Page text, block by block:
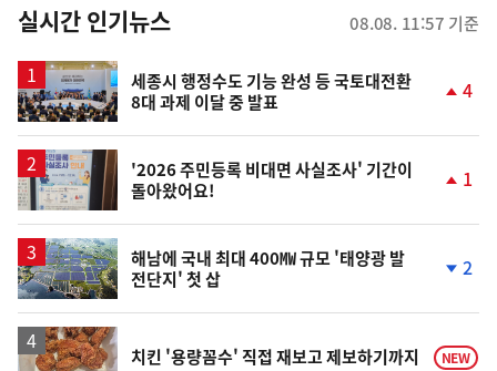
뉴
스
실시간 인기뉴스 08.08. 11:57 기준
세종시 행정수도 기능 완성 등 국토대전환
8대 과제 이달 중 발표
4
'2026 주민등록 비대면 사실조사' 기간이
돌아왔어요!
1
해남에 국내 최대 400㎿ 규모 '태양광 발
전단지' 첫 삽
락
2
치킨 '용량꼼수' 직접 재보고 제보하기까지 NEW